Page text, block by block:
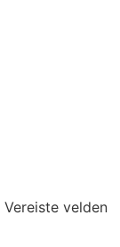
Vereiste velden